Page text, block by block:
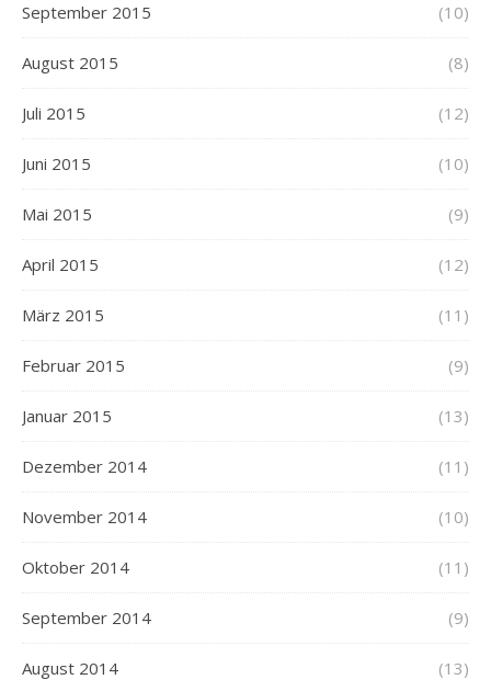
September 2015 (10)
August 2015 (8)
Juli 2015 (12)
Juni 2015 (10)
Mai 2015 (9)
April 2015 (12)
März 2015 (11)
Februar 2015 (9)
Januar 2015 (13)
Dezember 2014 (11)
November 2014 (10)
Oktober 2014 (11)
September 2014 (9)
August 2014 (13)